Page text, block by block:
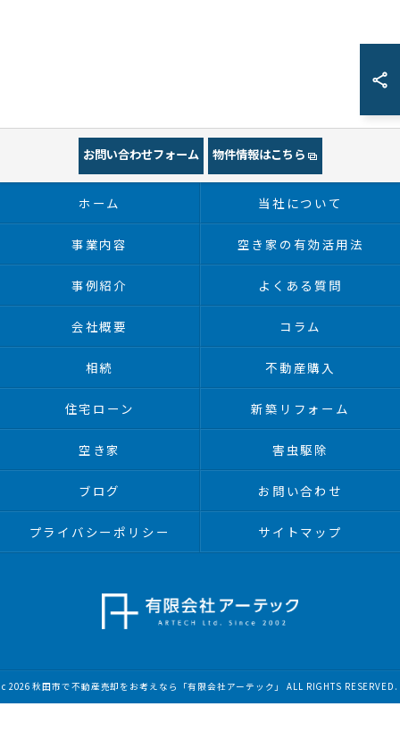
お問い合わせフォーム 物件情報はこちら
ホーム 当社について
事業内容 空き家の有効活用法
事例紹介 よくある質問
会社概要 コラム
相続 不動産購入
住宅ローン 新築リフォーム
空き家 害虫駆除
ブログ お問い合わせ
プライバシーポリシー サイトマップ
c 2026 秋田市で不動産売却をお考えなら「有限会社アーテック」 ALL RIGHTS RESERVED.